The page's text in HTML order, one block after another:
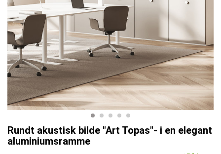
Rundt akustisk bilde "Art Topas"- i en elegant
aluminiumsramme